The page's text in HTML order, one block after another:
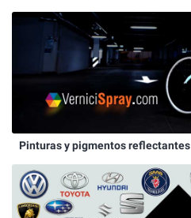
Pinturas y pigmentos reflectantes